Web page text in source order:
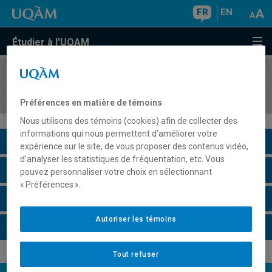
FR EN
Étudier à l'UQAM
COURS//
Description du cours
Horaire - Été 2026
Préférences en matière de témoins
Nous utilisons des témoins (cookies) afin de collecter des
informations qui nous permettent d’améliorer votre
expérience sur le site, de vous proposer des contenus vidéo,
d’analyser les statistiques de fréquentation, etc. Vous
pouvez personnaliser votre choix en sélectionnant
« Préférences ».
Tout refuser
Autoriser les témoins